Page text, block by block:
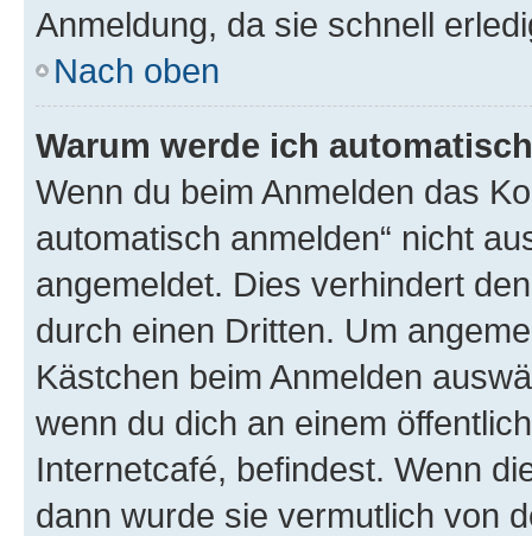
Anmeldung, da sie schnell
Nach oben
Warum werde ich
Wenn du beim Anmelden das
automatisch anmelden“ nicht
angemeldet. Dies verhindert
durch einen Dritten. Um
Kästchen beim Anmelden
wenn du dich an einem
Internetcafé, befindest. Wenn
dann wurde sie vermutlich von